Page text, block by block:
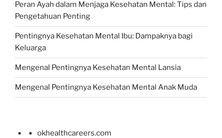
Peran Ayah dalam Menjaga Kesehatan Mental: Tips dan
Pengetahuan Penting
Pentingnya Kesehatan Mental Ibu: Dampaknya bagi
Keluarga
Mengenal Pentingnya Kesehatan Mental Lansia
Mengenal Pentingnya Kesehatan Mental Anak Muda
okhealthcareers.com